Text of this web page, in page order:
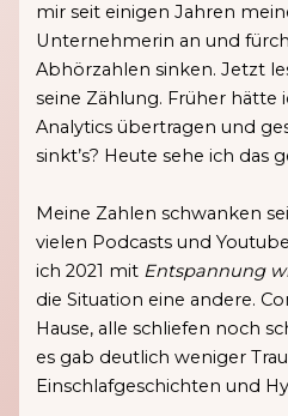
mir seit einigen Jahren
Unternehmerin an und
Abhörzahlen sinken. Jetzt
seine Zählung. Früher hätte
Analytics übertragen und
sinkt’s? Heute sehe ich das
Meine Zahlen schwanken
vielen Podcasts und
ich 2021 mit Entspannung
die Situation eine andere.
Hause, alle schliefen noch
es gab deutlich weniger
Einschlafgeschichten und